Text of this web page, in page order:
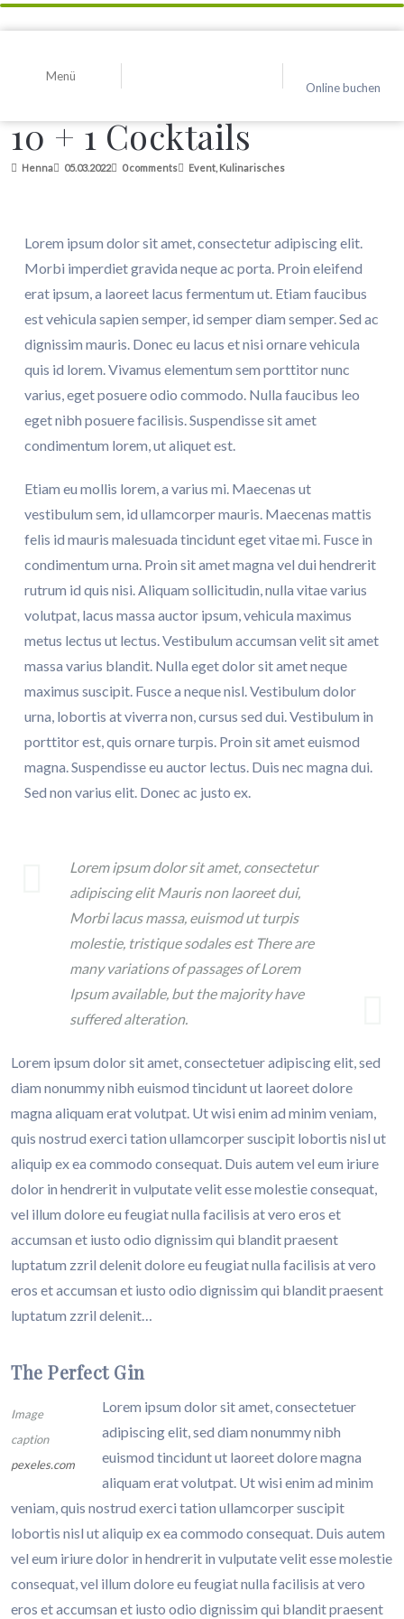
Menü
Online buchen
10 + 1 Cocktails
Henna 05.03.2022 0 comments Event, Kulinarisches
Lorem ipsum dolor sit amet, consectetur adipiscing elit.
Morbi imperdiet gravida neque ac porta. Proin eleifend
erat ipsum, a laoreet lacus fermentum ut. Etiam faucibus
est vehicula sapien semper, id semper diam semper. Sed ac
dignissim mauris. Donec eu lacus et nisi ornare vehicula
quis id lorem. Vivamus elementum sem porttitor nunc
varius, eget posuere odio commodo. Nulla faucibus leo
eget nibh posuere facilisis. Suspendisse sit amet
condimentum lorem, ut aliquet est.
Etiam eu mollis lorem, a varius mi. Maecenas ut
vestibulum sem, id ullamcorper mauris. Maecenas mattis
felis id mauris malesuada tincidunt eget vitae mi. Fusce in
condimentum urna. Proin sit amet magna vel dui hendrerit
rutrum id quis nisi. Aliquam sollicitudin, nulla vitae varius
volutpat, lacus massa auctor ipsum, vehicula maximus
metus lectus ut lectus. Vestibulum accumsan velit sit amet
massa varius blandit. Nulla eget dolor sit amet neque
maximus suscipit. Fusce a neque nisl. Vestibulum dolor
urna, lobortis at viverra non, cursus sed dui. Vestibulum in
porttitor est, quis ornare turpis. Proin sit amet euismod
magna. Suspendisse eu auctor lectus. Duis nec magna dui.
Sed non varius elit. Donec ac justo ex.
Lorem ipsum dolor sit amet, consectetur
adipiscing elitMaurisnon laoreet dui,
Morbi lacus massa, euismod ut turpis
molestie, tristique sodales est There are
many variations of passages of Lorem
Ipsum available, but the majority have
suffered alteration.
Lorem ipsum dolor sit amet, consectetuer adipiscing elit, sed
diam nonummy nibh euismod tincidunt ut laoreet dolore
magna aliquam erat volutpat. Ut wisi enim ad minim veniam,
quis nostrud exerci tation ullamcorper suscipit lobortis nisl ut
aliquip ex ea commodo consequat. Duis autem vel eum iriure
dolor in hendrerit in vulputate velit esse molestie consequat,
vel illum dolore eu feugiat nulla facilisis at vero eros et
accumsan et iusto odio dignissim qui blandit praesent
luptatum zzril delenit dolore eu feugiat nulla facilisis at vero
eros et accumsan et iusto odio dignissim qui blandit praesent
luptatum zzril delenit…
The Perfect Gin
Image
caption
pexeles.com
Lorem ipsum dolor sit amet, consectetuer
adipiscing elit, sed diam nonummy nibh
euismod tincidunt ut laoreet dolore magna
aliquam erat volutpat. Ut wisi enim ad minim
veniam, quis nostrud exerci tation ullamcorper suscipit
lobortis nisl ut aliquip ex ea commodo consequat. Duis autem
vel eum iriure dolor in hendrerit in vulputate velit esse molestie
consequat, vel illum dolore eu feugiat nulla facilisis at vero
eros et accumsan et iusto odio dignissim qui blandit praesent